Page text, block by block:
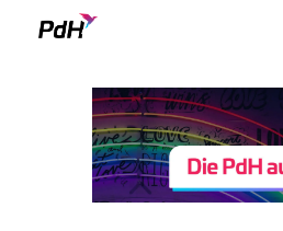
Skip to content